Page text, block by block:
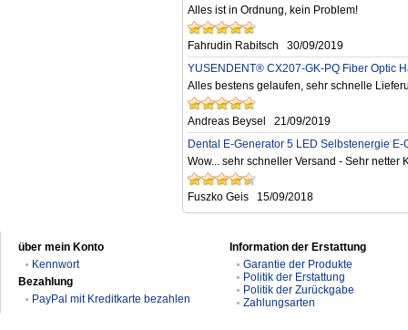
Alles ist in Ordnung, kein Problem!
Fahrudin Rabitsch
30/09/2019
YUSENDENT® CX207-GK-PQ Fiber Optic
Alles bestens gelaufen, sehr schnelle
Andreas Beysel
21/09/2019
Dental E-Generator 5 LED Selbstenergie
Wow... sehr schneller Versand - Sehr netter
Fuszko Geis 15/09/2018
über mein Konto
Kennwort
Bezahlung
PayPal mit Kreditkarte bezahlen
Information der Erstattung
Garantie der Produkte
Politik der Erstattung
Politik der Zurückgabe
Zahlungsarten